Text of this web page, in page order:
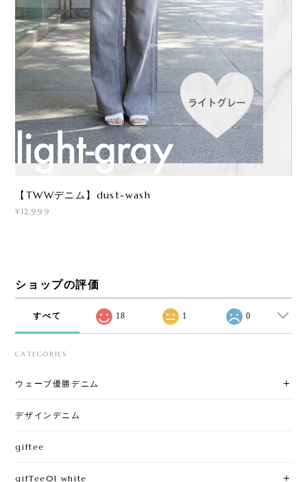
【TWWデニム】dust-wash
¥12,999
ショップの評価
すべて 18 1 0
CATEGORIES
ウェーブ優勝デニム
デザインデニム
giftee
gifTee01 white